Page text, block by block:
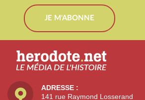
JE M'ABONNE
ADRESSE :
141 rue Raymond Losserand